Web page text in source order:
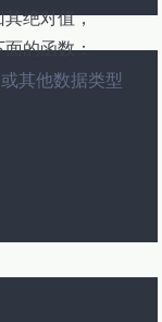
其绝对值，
面的函数：
其他数据类型